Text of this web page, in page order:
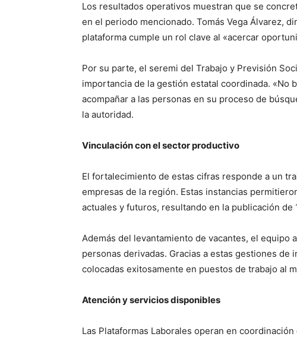
Los resultados operativos muestran que se
en el periodo mencionado. Tomás Vega Álvarez,
plataforma cumple un rol clave al «acercar
Por su parte, el seremi del Trabajo y Previsión
importancia de la gestión estatal coordinada. «No
acompañar a las personas en su proceso de
la autoridad.
Vinculación con el sector productivo
El fortalecimiento de estas cifras responde a un
empresas de la región. Estas instancias
actuales y futuros, resultando en la publicación de
Además del levantamiento de vacantes, el
personas derivadas. Gracias a estas gestiones
colocadas exitosamente en puestos de trabajo al
Atención y servicios disponibles
Las Plataformas Laborales operan en